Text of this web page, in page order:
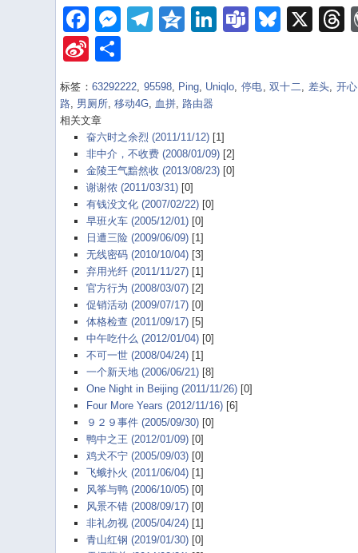
Facebook
Messenger
Telegram
Qzone
LinkedIn
TeamsX
Sina
标签：63292222, 95598, Ping, Uniqlo, 停电, 双十二, 差头, 开
路, 男厕所,移动4G, 血拼, 路由器
相关文章
奋六时之余烈 (2011/11/12)[1]
非中介，不收费 (2008/01/09)[2]
金陵王气黯然收 (2013/08/23)[0]
谢谢侬 (2011/03/31)[0]
有钱没文化 (2007/02/22)[0]
早班火车 (2005/12/01)[0]
日遭三险 (2009/06/09)[1]
无线密码 (2010/10/04)[3]
弃用光纤 (2011/11/27)[1]
官方行为 (2008/03/07)[2]
促销活动 (2009/07/17)[0]
体格检查 (2011/09/17)[5]
中午吃什么 (2012/01/04)[0]
不可一世 (2008/04/24)[1]
一个新天地 (2006/06/21)[8]
One Night in Beijing (2011/11/26)[0]
Four More Years (2012/11/16)[6]
９２９事件 (2005/09/30)[0]
鸭中之王 (2012/01/09)[0]
鸡犬不宁 (2005/09/03)[0]
飞蛾扑火 (2011/06/04)[1]
风筝与鸭 (2006/10/05)[0]
风景不错 (2008/09/17)[0]
非礼勿视 (2005/04/24)[1]
青山红钢 (2019/01/30)[0]